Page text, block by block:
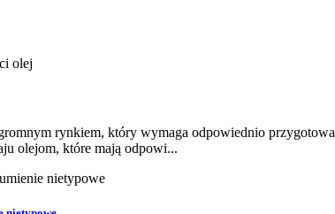
rynkiem, który wymaga odpowiednio
olejom, które mają odpowi...